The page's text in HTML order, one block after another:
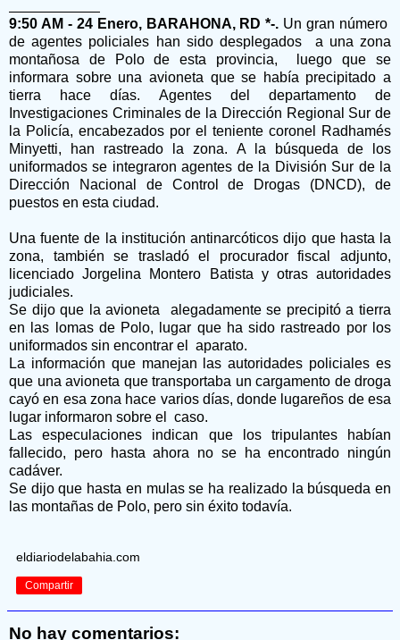
9:50 AM - 24 Enero, BARAHONA, RD *-. Un gran número
de agentes policiales han sido desplegados a una zona
montañosa de Polo de esta provincia, luego que se
informara sobre una avioneta que se había precipitado a
tierra hace días. Agentes del departamento de
Investigaciones Criminales de la Dirección Regional Sur de
la Policía, encabezados por el teniente coronel Radhamés
Minyetti, han rastreado la zona. A la búsqueda de los
uniformados se integraron agentes de la División Sur de la
Dirección Nacional de Control de Drogas (DNCD), de
puestos en esta ciudad.
Una fuente de la institución antinarcóticos dijo que hasta la
zona, también se trasladó el procurador fiscal adjunto,
licenciado Jorgelina Montero Batista y otras autoridades
judiciales.
Se dijo que la avioneta alegadamente se precipitó a tierra
en las lomas de Polo, lugar que ha sido rastreado por los
uniformados sin encontrar el aparato.
La información que manejan las autoridades policiales es
que una avioneta que transportaba un cargamento de droga
cayó en esa zona hace varios días, donde lugareños de esa
lugar informaron sobre el caso.
Las especulaciones indican que los tripulantes habían
fallecido, pero hasta ahora no se ha encontrado ningún
cadáver.
Se dijo que hasta en mulas se ha realizado la búsqueda en
las montañas de Polo, pero sin éxito todavía.
eldiariodelabahia.com
Compartir
No hay comentarios: